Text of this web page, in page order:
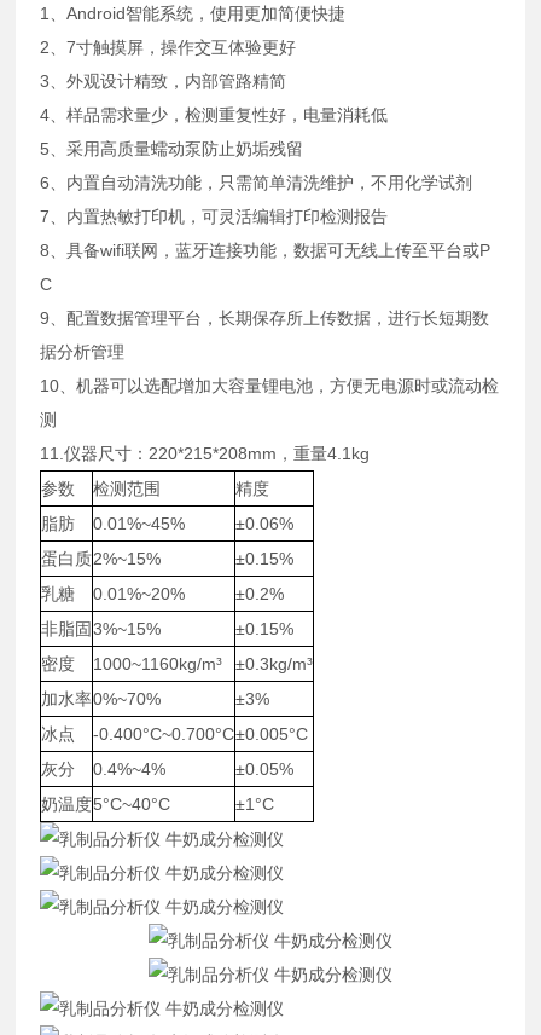
1、Android智能系统，使用更加简便快捷
2、7寸触摸屏，操作交互体验更好
3、外观设计精致，内部管路精简
4、样品需求量少，检测重复性好，电量消耗低
5、采用高质量蠕动泵防止奶垢残留
6、内置自动清洗功能，只需简单清洗维护，不用化学试剂
7、内置热敏打印机，可灵活编辑打印检测报告
8、具备wifi联网，蓝牙连接功能，数据可无线上传至平台或P
C
9、配置数据管理平台，长期保存所上传数据，进行长短期数
据分析管理
10、机器可以选配增加大容量锂电池，方便无电源时或流动检
测
11.仪器尺寸：220*215*208mm，重量4.1kg
参数
检测范围
精度
脂肪
0.01%~45%
±0.06%
蛋白质2%~15%
±0.15%
乳糖
0.01%~20%
±0.2%
非脂固 3%~15%
±0.15%
密度
1000~1160kg/m³
±0.3kg/m³
加水率0%~70%
±3%
冰点
-0.400°C~0.700°C±0.005°C
灰分
0.4%~4%
±0.05%
奶温度5°C~40°C ±1°C